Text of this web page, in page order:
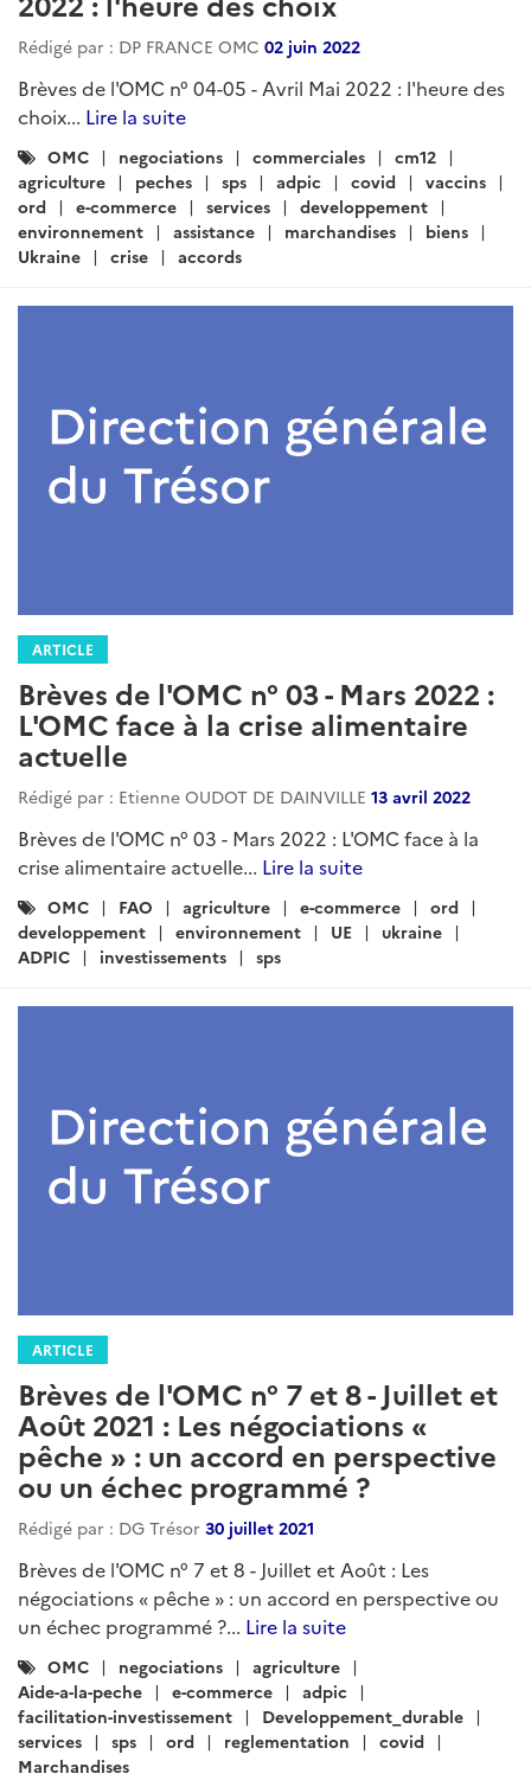
Rédigé par : DP FRANCE OMC 02 juin 2022
Brèves de l'OMC n° 04-05 - Avril Mai 2022 : l'heure des
choix... Lire la suite
Catégories
:
OMC negociations commerciales
cm12
agriculture
peches sps adpic covid
vaccins
ord
e-commerce services
developpement
environnement
assistance marchandises
biens
Ukraine
crise accords
ARTICLE
Brèves de l'OMC n° 03 - Mars 2022 :
L'OMC face à la crise alimentaire
actuelle
Rédigé par : Etienne OUDOT DE DAINVILLE 13 avril 2022
Brèves de l'OMC n° 03 - Mars 2022 : L'OMC face à la
crise alimentaire actuelle... Lire la suite
Catégories
:
OMC FAO agriculture e-commerce
ord
developpement
environnement UE
ukraine
ADPIC
investissements sps
ARTICLE
Brèves de l'OMC n° 7 et 8 - Juillet et
Août 2021 : Les négociations «
pêche » : un accord en perspective
ou un échec programmé ?
Rédigé par : DG Trésor 30 juillet 2021
Brèves de l'OMC n° 7 et 8 - Juillet et Août : Les
négociations « pêche » : un accord en perspective ou
un échec programmé ?... Lire la suite
Catégories
:
OMC negociations
agriculture
Aide-a-la-peche
e-commerce
adpic
facilitation-investissement
Developpement_durable
services
sps ord reglementation
covid
Marchandises